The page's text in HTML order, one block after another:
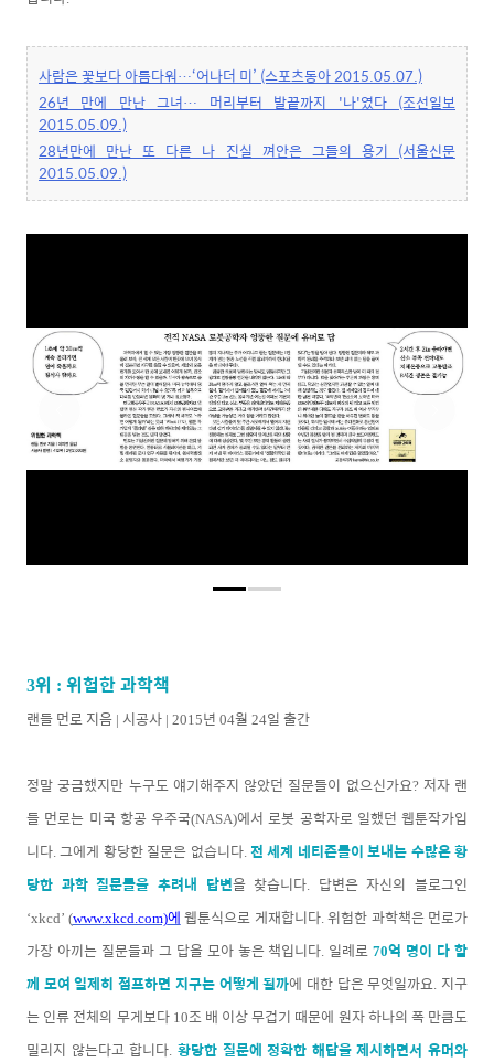
사람은 꽃보다 아름다워…‘어나더 미’ (스포츠동아 2015.05.07.)
26년 만에 만난 그녀… 머리부터 발끝까지 '나'였다 (조선일보
2015.05.09.)
28년만에 만난 또 다른 나 진실 껴안은 그들의 용기 (서울신문
2015.05.09.)
3위 : 위험한 과학책
랜들 먼로 지음 | 시공사 | 2015년 04월 24일 출간
정말 궁금했지만 누구도 얘기해주지 않았던 질문들이 없으신가요? 저자 랜
들 먼로는 미국 항공 우주국(NASA)에서 로봇 공학자로 일했던 웹툰작가입
니다 .그에게 황당한 질문은 없습니다.전 세계 네티즌들이 보내는 수많은 황
당한 과학 질문들을 추려내 답변을 찾습니다 답변은 자신의 블로그인
‘xkcd’ (www.xkcd.com)에웹툰식으로 게재합니다. 위험한 과학책은 먼로가
가장 아끼는 질문들과 그 답을 모아 놓은 책입니다 일례로 70억 명이 다 함
께 모여 일제히 점프하면 지구는 어떻게 될까에 대한 답은 무엇일까요 지구
는 인류 전체의 무게보다 10조 배 이상 무겁기 때문에 원자 하나의 폭 만큼도
밀리지 않는다고 합니다 황당한 질문에 정확한 해답을 제시하면서 유머와